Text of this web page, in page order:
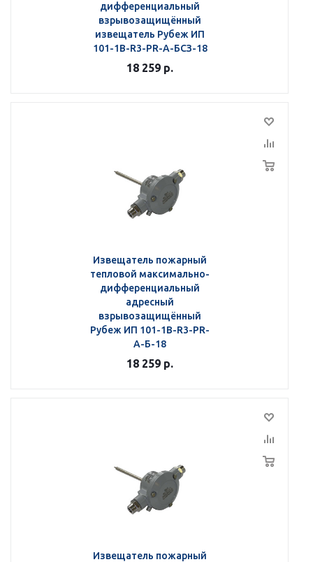
дифференциальный
взрывозащищённый
извещатель Рубеж ИП
101-1В-R3-РR-А-БСЗ-18
18 259 р.
Извещатель пожарный
тепловой максимально-
дифференциальный
адресный
взрывозащищённый
Рубеж ИП 101-1В-R3-РR-
А-Б-18
18 259 р.
Извещатель пожарный